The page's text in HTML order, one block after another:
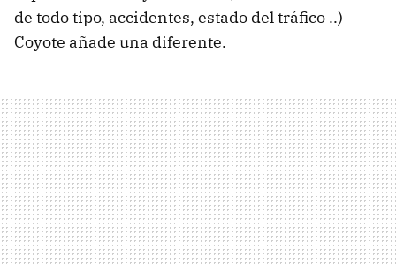
de todo tipo, accidentes, estado del tráfico ..)
Coyote añade una diferente.